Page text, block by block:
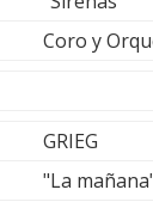
Coro y
GRIEG
"La